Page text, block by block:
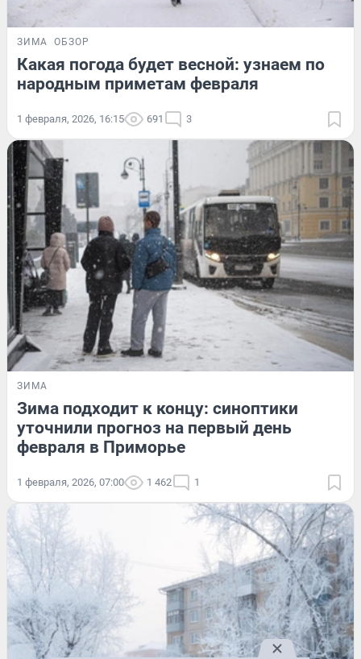
ЗИМА ОБЗОР
Какая погода будет весной: узнаем по
народным приметам февраля
1 февраля, 2026, 16:15 691 3
ЗИМА
Зима подходит к концу: синоптики
уточнили прогноз на первый день
февраля в Приморье
1 февраля, 2026, 07:00 1 462 1